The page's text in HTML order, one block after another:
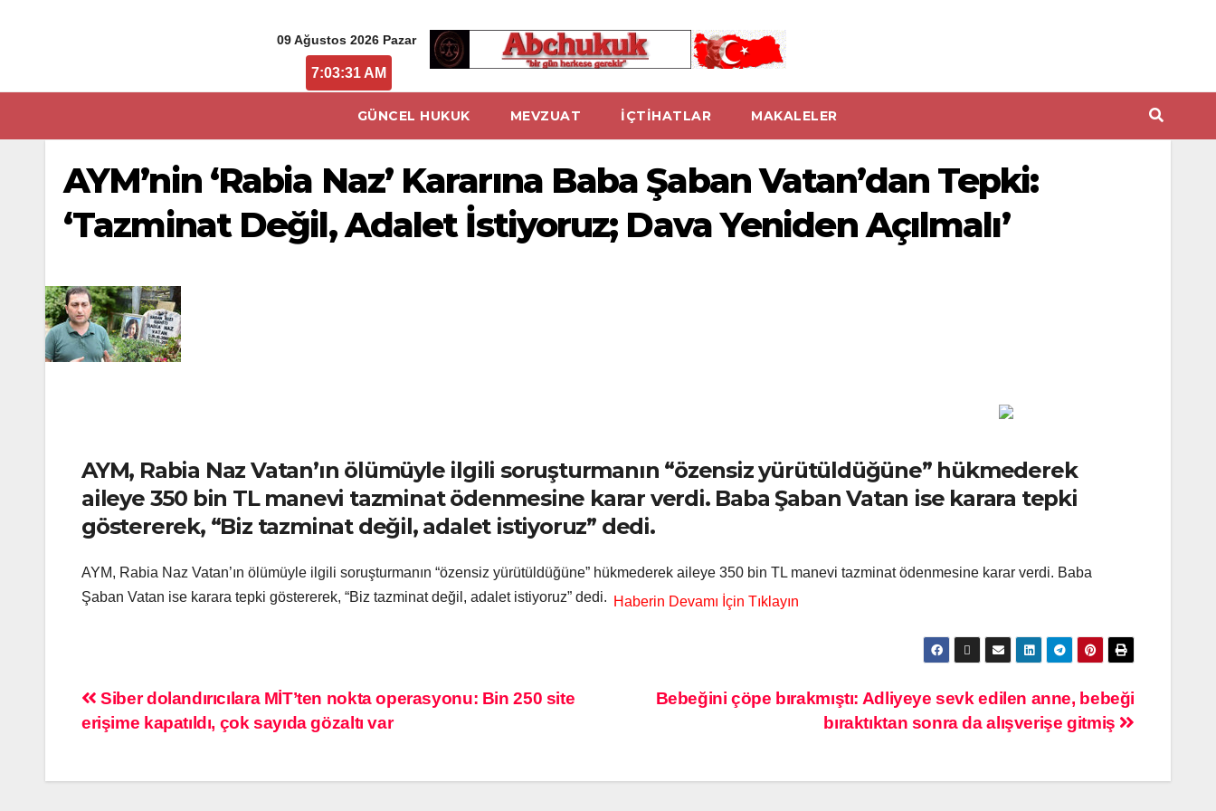
09 Ağustos 2026 Pazar
7:03:32 AM
GÜNCEL HUKUK MEVZUAT İÇTİHATLAR MAKALELER
AYM’nin ‘Rabia Naz’ Kararına Baba Şaban Vatan’dan Tepki:
‘Tazminat Değil, Adalet İstiyoruz; Dava Yeniden Açılmalı’
AYM, Rabia Naz Vatan’ın ölümüyle ilgili soruşturmanın “özensiz yürütüldüğüne” hükmederek
aileye 350 bin TL manevi tazminat ödenmesine karar verdi. Baba Şaban Vatan ise karara tepki
göstererek, “Biz tazminat değil, adalet istiyoruz” dedi.
AYM, Rabia Naz Vatan’ın ölümüyle ilgili soruşturmanın “özensiz yürütüldüğüne” hükmederek aileye 350 bin TL manevi tazminat ödenmesine karar verdi. Baba
Şaban Vatan ise karara tepki göstererek, “Biz tazminat değil, adalet istiyoruz” dedi.
Bebeğini çöpe bırakmıştı: Adliyeye sevk edilen anne, bebeği
bıraktıktan sonra da alışverişe gitmiş
Siber dolandırıcılara MİT’ten nokta operasyonu: Bin 250 site
erişime kapatıldı, çok sayıda gözaltı var